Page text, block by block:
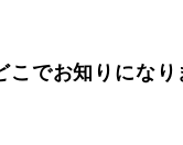
こでお知りになり